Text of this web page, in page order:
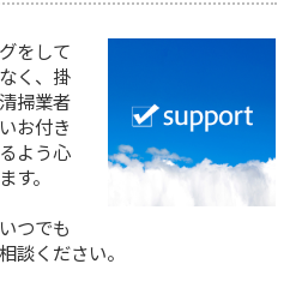
をして
く、掛
掃業者
お付き
よう心
す。
つでも
談ください。